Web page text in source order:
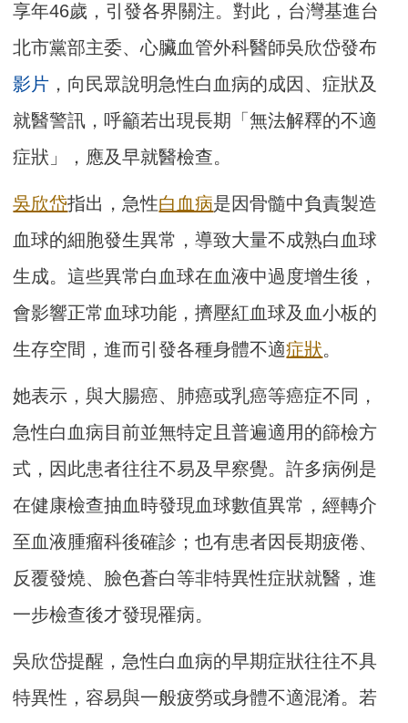
享年46歲，引發各界關注。對此，台灣基進台
北市黨部主委、心臟血管外科醫師吳欣岱發布
影片 ，向民眾說明急性白血病的成因、症狀及
就醫警訊，呼籲若出現長期「無法解釋的不適
症狀」，應及早就醫檢查。
吳欣岱指出，急性白血病是因骨髓中負責製造
血球的細胞發生異常，導致大量不成熟白血球
生成。這些異常白血球在血液中過度增生後，
會影響正常血球功能，擠壓紅血球及血小板的
生存空間，進而引發各種身體不適症狀。
她表示，與大腸癌、肺癌或乳癌等癌症不同，
急性白血病目前並無特定且普遍適用的篩檢方
式，因此患者往往不易及早察覺。許多病例是
在健康檢查抽血時發現血球數值異常，經轉介
至血液腫瘤科後確診；也有患者因長期疲倦、
反覆發燒、臉色蒼白等非特異性症狀就醫，進
一步檢查後才發現罹病。
吳欣岱提醒，急性白血病的早期症狀往往不具
特異性，容易與一般疲勞或身體不適混淆。若